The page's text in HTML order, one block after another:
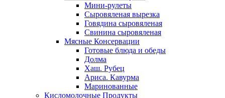
Мини-рулеты
Сыровяленая вырезка
Говядина сыровяленая
Свинина сыровяленая
Мясные Консервации
Готовые блюда и обеды
Долма
Хаш. Рубец
Ариса. Кавурма
Маринованные
Кисломолочные Продукты